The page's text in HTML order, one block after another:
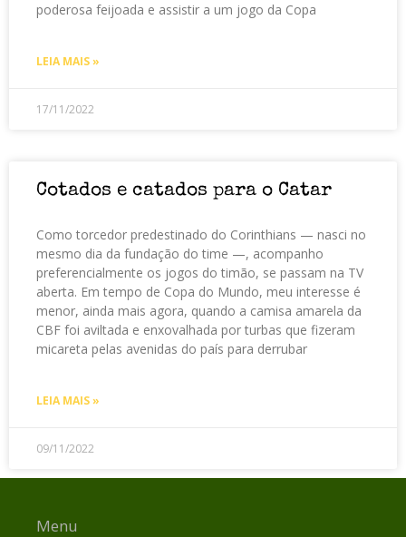
poderosa feijoada e assistir a um jogo da Copa
LEIA MAIS »
17/11/2022
Cotados e catados para o Catar
Como torcedor predestinado do Corinthians — nasci no
mesmo dia da fundação do time —, acompanho
preferencialmente os jogos do timão, se passam na TV
aberta. Em tempo de Copa do Mundo, meu interesse é
menor, ainda mais agora, quando a camisa amarela da
CBF foi aviltada e enxovalhada por turbas que fizeram
micareta pelas avenidas do país para derrubar
LEIA MAIS »
09/11/2022
Menu